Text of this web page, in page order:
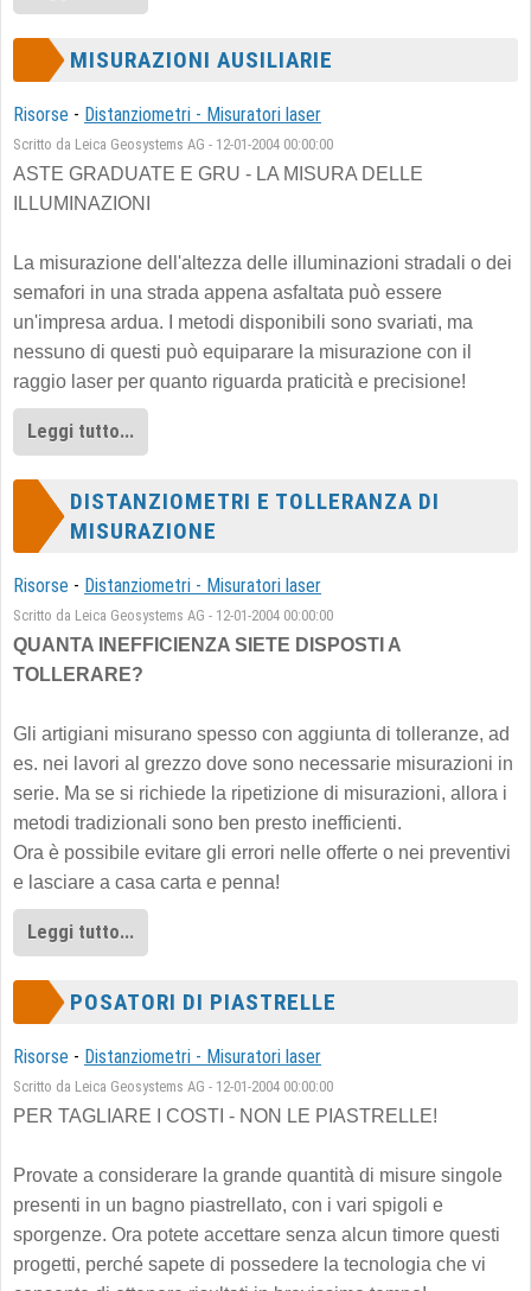
MISURAZIONI AUSILIARIE
Risorse - Distanziometri - Misuratori laser
Scritto da Leica Geosystems AG - 12-01-2004 00:00:00
ASTE GRADUATE E GRU - LA MISURA DELLE
ILLUMINAZIONI
La misurazione dell'altezza delle illuminazioni stradali o dei
semafori in una strada appena asfaltata può essere
un'impresa ardua. I metodi disponibili sono svariati, ma
nessuno di questi può equiparare la misurazione con il
raggio laser per quanto riguarda praticità e precisione!
Leggi tutto...
DISTANZIOMETRI E TOLLERANZA DI
MISURAZIONE
Risorse - Distanziometri - Misuratori laser
Scritto da Leica Geosystems AG - 12-01-2004 00:00:00
QUANTA INEFFICIENZA SIETE DISPOSTI A
TOLLERARE?
Gli artigiani misurano spesso con aggiunta di tolleranze, ad
es. nei lavori al grezzo dove sono necessarie misurazioni in
serie. Ma se si richiede la ripetizione di misurazioni, allora i
metodi tradizionali sono ben presto inefficienti.
Ora è possibile evitare gli errori nelle offerte o nei preventivi
e lasciare a casa carta e penna!
Leggi tutto...
POSATORI DI PIASTRELLE
Risorse - Distanziometri - Misuratori laser
Scritto da Leica Geosystems AG - 12-01-2004 00:00:00
PER TAGLIARE I COSTI - NON LE PIASTRELLE!
Provate a considerare la grande quantità di misure singole
presenti in un bagno piastrellato, con i vari spigoli e
sporgenze. Ora potete accettare senza alcun timore questi
progetti, perché sapete di possedere la tecnologia che vi